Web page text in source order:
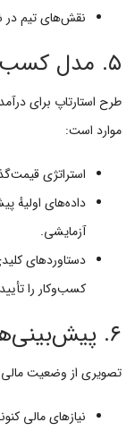
نقش‌های تیم در
۵. مدل کسب‌وکار و پیشرفت
طرح استارتاپ برای
موارد است:
استراتژی
داده‌های اولیهٔ
آزمایشی.
دستاوردهای
کسب‌وکار را
۶. پیش‌بینی‌های مالی
تصویری از وضعیت مالی
نیازهای مالی